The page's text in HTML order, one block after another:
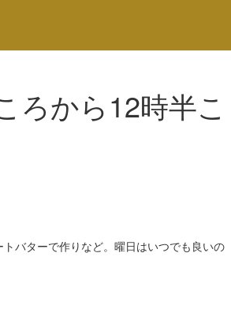
から12時半こ
バターで作りなど。曜日はいつでも良いの